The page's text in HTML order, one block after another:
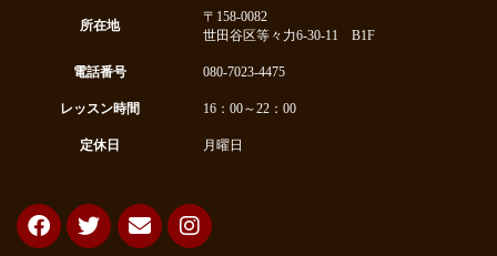
所在地
〒158-0082
世田谷区等々力6-30-11 B1F
電話番号 080-7023-4475
レッスン時間 16：00～22：00
定休日 月曜日